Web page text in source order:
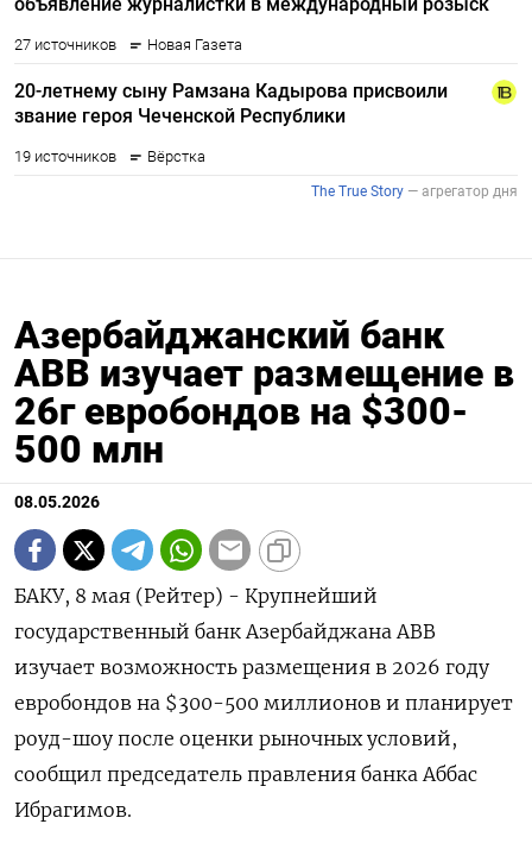
Азербайджанский банк
АВВ изучает размещение в
26г евробондов на $300-
500 млн
08.05.2026
БАКУ, 8 мая (Рейтер) - Крупнейший
государственный банк Азербайджана ABB
изучает возможность размещения в 2026 году
евробондов на $300-500 миллионов и планирует
роуд-шоу после оценки рыночных условий,
‌сообщил председатель правления банка Аббас
Ибрагимов.